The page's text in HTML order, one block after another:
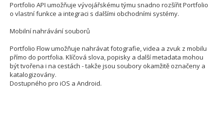
Portfolio API umožňuje vývojářskému týmu snadno rozšířit Portfolio
o vlastní funkce a integraci s dalšími obchodními systémy.
Mobilní nahrávání souborů
Portfolio Flow umožňuje nahrávat fotografie, videa a zvuk z mobilu
přímo do portfolia. Klíčová slova, popisky a další metadata mohou
být tvořena i na cestách - takže jsou soubory okamžitě označeny a
katalogizovány.
Dostupného pro iOS a Android.